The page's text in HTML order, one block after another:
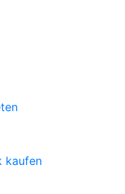
kaufen